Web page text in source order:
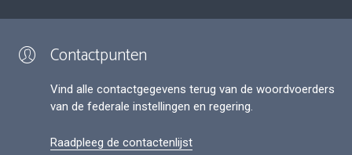
Contactpunten
Vind alle contactgegevens terug van de woordvoerders
van de federale instellingen en regering.
Raadpleeg de contactenlijst